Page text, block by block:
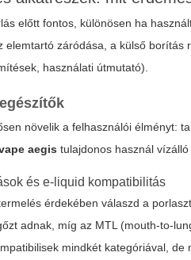
előtt fontos, különösen ha
elemtartó záródása, a külső
használati útmutató).
növelik a felhasználói élményt:
aegis tulajdonos használ
és e-liquid kompatibilitás
érdekében válaszd a
adnak, míg az MTL (mouth-to-
mindkét kategóriával,